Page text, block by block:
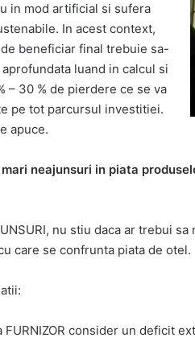
in mod artificial si sufera
In acest context,
beneficiar final trebuie sa-
luand in calcul si
– 30 % de pierdere ce se va
pe tot parcursul investitiei.
apuce.
neajunsuri in piata
nu stiu daca ar trebui sa
care se confrunta piata de otel.
consider un deficit